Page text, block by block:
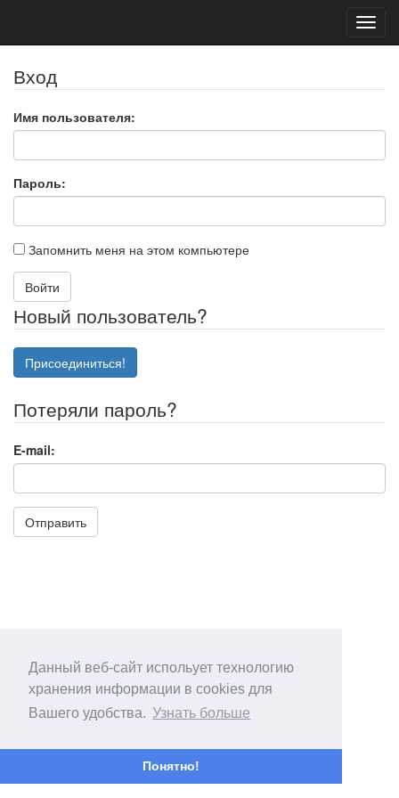
Данный веб-сайт испольует технологию
хранения информации в cookies для
Вашего удобства. Узнать больше
Понятно!
Вход
Имя пользователя:
Пароль:
Запомнить меня на этом компьютере
Войти
Новый пользователь?
Присоединиться!
Потеряли пароль?
E-mail:
Отправить